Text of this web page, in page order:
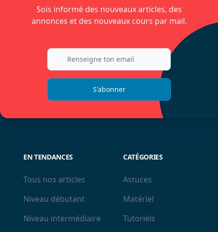
Sois informé des nouveaux articles, des
annonces et des nouveaux cours par mail.
S'abonner
EN TENDANCES
Tous nos articles
Niveau débutant
Niveau intermédiaire
CATÉGORIES
Astuces
Matériel
Tutoriels